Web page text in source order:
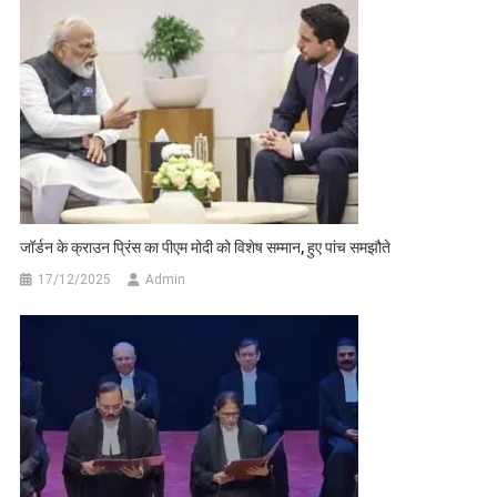
जॉर्डन के क्राउन प्रिंस का पीएम मोदी को विशेष सम्मान, हुए पांच समझौते
17/12/2025 Admin